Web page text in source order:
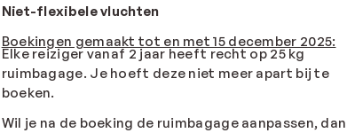
Niet-flexibele vluchten
Boekingen gemaakt tot en met 15 december 2025:
Elke reiziger vanaf 2 jaar heeft recht op 25 kg
ruimbagage. Je hoeft deze niet meer apart bij te
boeken.
Wil je na de boeking de ruimbagage aanpassen, dan